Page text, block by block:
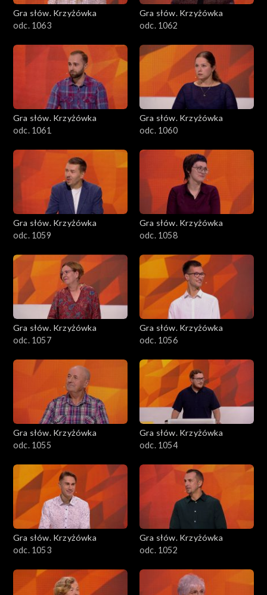
Gra słów. Krzyżówka
odc. 1063
Gra słów. Krzyżówka
odc. 1062
Gra słów. Krzyżówka
odc. 1061
Gra słów. Krzyżówka
odc. 1060
Gra słów. Krzyżówka
odc. 1059
Gra słów. Krzyżówka
odc. 1058
Gra słów. Krzyżówka
odc. 1057
Gra słów. Krzyżówka
odc. 1056
Gra słów. Krzyżówka
odc. 1055
Gra słów. Krzyżówka
odc. 1054
Gra słów. Krzyżówka
odc. 1053
Gra słów. Krzyżówka
odc. 1052